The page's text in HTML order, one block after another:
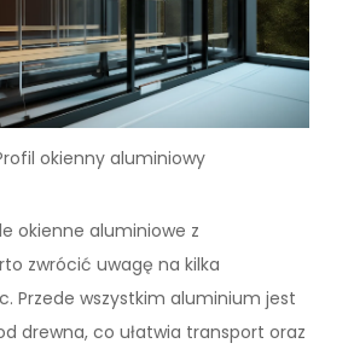
okienny aluminiowy
okienne aluminiowe z
zwrócić uwagę na kilka
Przede wszystkim aluminium jest
drewna, co ułatwia transport oraz